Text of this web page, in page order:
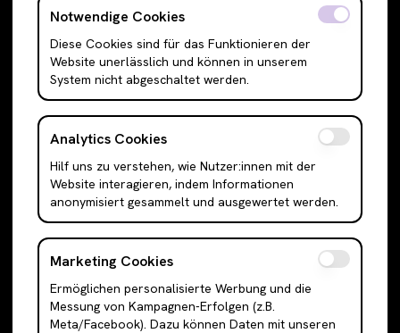
14 Tage Rückgaberecht
Impressum
Datenschutz
Allgemeine Geschäftsbedingungen
Als Shop anmelden
SCHNELLZUGRIFFE
Über Uns
Größentabelle
Unser Blog
Bewertungen
Notwendige Cookies
Diese Cookies sind für das Funktionieren der
Website unerlässlich und können in unserem
System nicht abgeschaltet werden.
Analytics Cookies
Hilf uns zu verstehen, wie Nutzer:innen mit der
Website interagieren, indem Informationen
anonymisiert gesammelt und ausgewertet werden.
Marketing Cookies
Ermöglichen personalisierte Werbung und die
Messung von Kampagnen-Erfolgen (z.B.
Meta/Facebook). Dazu können Daten mit unseren